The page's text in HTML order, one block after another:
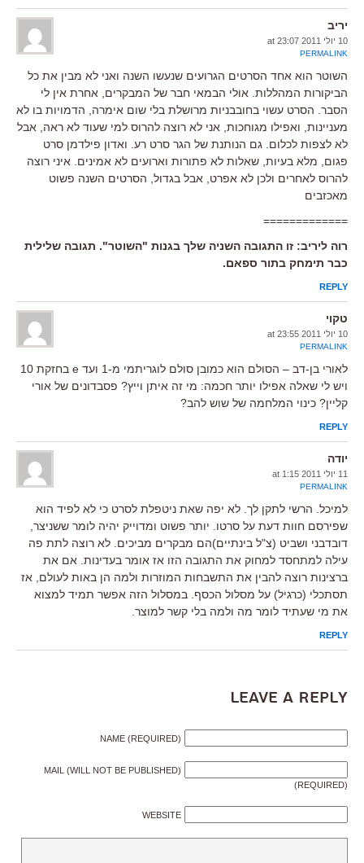
יריב
10 יולי 2011 at 23:07
PERMALINK
השוטר הוא אחד הסרטים הגרועים שנעשו השנה ואני לא מבין את כל
הביקורות המהללות. אולי הבמאי חבר של המבקרים, אחרת אין לי
הסבר. הסרט עשוי בחובבניות מרושלת בלי שום אימרה, הדמויות בו לא
מעניינות, ואפילו מגוחכות, אני לא רוצה להרוס למי שעוד לא ראה, אבל
לא לצפות לכלום. גם הנותנת של הגר סרט רע. ואדון פילדמן סרט
פגום, מלא בעיות, שאלות לא פתורות וארועים לא אמינים. איני רוצה
להרוס לאחרים ולכן לא אפרט, אבל בגדול, הסרטים השנה פשוט
מאכזבים
=============
רוה ליריב: זו התגובה השניה שלך בגנות "השוטר". תגובה שלילית
כבר תימחק בתור ספאם.
REPLY
טקוי
10 יולי 2011 at 23:55
PERMALINK
לאורי בן-דב – הסולם הוא כמובן סולם לוגריתמי מ-1 ועד e בחזקת 10
ויש לי שאלה אפילו יותר חכמה: מי זה איתן וייץ? פסבדונים של אורי
קליין? כינוי המלחמה של שוש להב?
REPLY
יודה
11 יולי 2011 at 1:15
PERMALINK
למיכל. הרשי לתקן לך. לא יפה שאת ניטפלת לסרט כי לא לפיד הוא
שפירסם חוות דעת על סרטו. יותר פשוט ומדוייק יהיה לומר ששניצר,
דובדבני ושביט (צ"ל בינתיים)הם מבקרים מביכים. לא רוצה לתת פה
עילה למתחסד למחוק את התגובה הזו אז אומר בעדינות. אם את
ברצינות רוצה להבין את התשבחות המוזרות ולמה הן באות לעולם, אז
תסתכלי (כרגיל) על מסלול הכסף. במסלול הזה אפשר תמיד למצוא
את מי שעתיד לומר מה ולמה בלי קשר למוצר.
REPLY
Leave a Reply
NAME (REQUIRED)
MAIL (WILL NOT BE PUBLISHED)
(REQUIRED)
WEBSITE